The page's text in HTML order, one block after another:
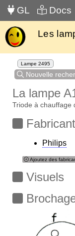
GL Docs
Les
Lampe 2495
Nouvelle
La lampe
Triode à chauffage
Philips
Ajoutez des
Visuels